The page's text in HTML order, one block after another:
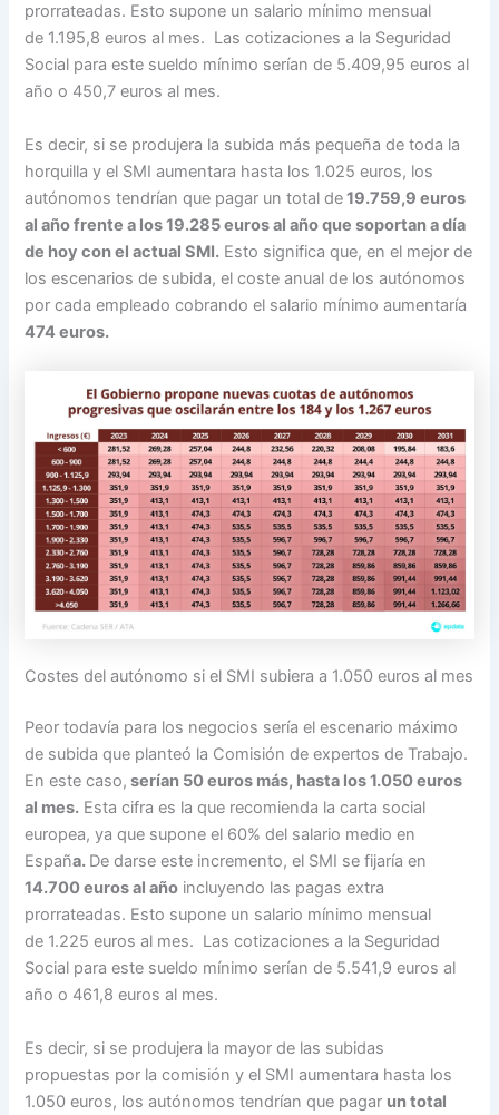
prorrateadas. Esto supone un salario mínimo mensual
de 1.195,8 euros al mes. Las cotizaciones a la Seguridad
Social para este sueldo mínimo serían de 5.409,95 euros al
año o 450,7 euros al mes.
Es decir, si se produjera la subida más pequeña de toda la
horquilla y el SMI aumentara hasta los 1.025 euros, los
autónomos tendrían que pagar un total de19.759,9 euros
al año frente a los 19.285 euros al año que soportan a día
de hoy con el actual SMI. Esto significa que, en el mejor de
los escenarios de subida, el coste anual de los autónomos
por cada empleado cobrando el salario mínimo aumentaría
474 euros.
Costes del autónomo si el SMI subiera a 1.050 euros al mes
Peor todavía para los negocios sería el escenario máximo
de subida que planteó la Comisión de expertos de Trabajo.
En este caso, serían 50 euros más, hasta los 1.050 euros
al mes. Esta cifra es la que recomienda la carta social
europea, ya que supone el 60% del salario medio en
España. De darse este incremento, el SMI se fijaría en
14.700 euros al año incluyendo las pagas extra
prorrateadas. Esto supone un salario mínimo mensual
de 1.225 euros al mes. Las cotizaciones a la Seguridad
Social para este sueldo mínimo serían de 5.541,9 euros al
año o 461,8 euros al mes.
Es decir, si se produjera la mayor de las subidas
propuestas por la comisión y el SMI aumentara hasta los
1.050 euros, los autónomos tendrían que pagar un total